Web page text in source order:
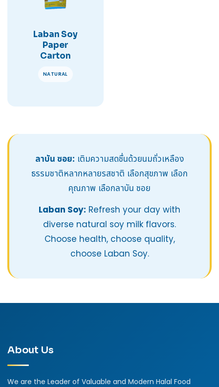
Laban Soy
Paper
Carton
NATURAL
ลาบัน ซอย: เติมความสดชื่นด้วยนมถั่วเหลือง
ธรรมชาติหลากหลายรสชาติ เลือกสุขภาพ เลือก
คุณภาพ เลือกลาบัน ซอย
Laban Soy: Refresh your day with
diverse natural soy milk flavors.
Choose health, choose quality,
choose Laban Soy.
About Us
We are the Leader of Valuable and Modern Halal Food